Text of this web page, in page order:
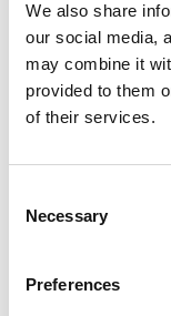
We also share
our social media,
may combine it
provided to them
of their services.
Selection
Necessary
Preferences
Historique